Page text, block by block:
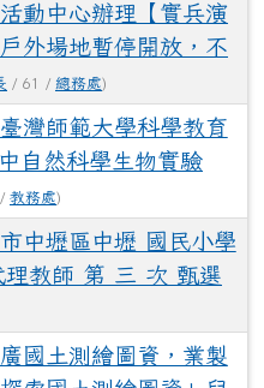
動中心辦理【實兵演
外場地暫停開放，不
/ 61 / 總務處)
灣師範大學科學教育
自然科學生物實驗
教務處)
中壢區中壢 國民小學
教師 第 三 次 甄選
國土測繪圖資，業製